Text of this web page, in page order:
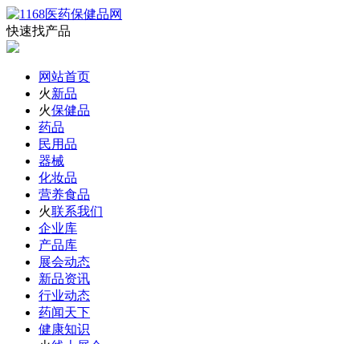
快速找产品
网站首页
火新品
火保健品
药品
民用品
器械
化妆品
营养食品
火联系我们
企业库
产品库
展会动态
新品资讯
行业动态
药闻天下
健康知识